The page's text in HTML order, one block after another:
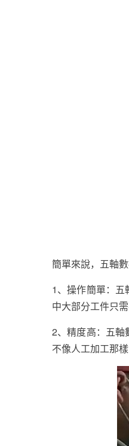
簡單來說，五軸
1、操作簡單：
中大部分工件只
2、精度高：五軸
不像人工加工那